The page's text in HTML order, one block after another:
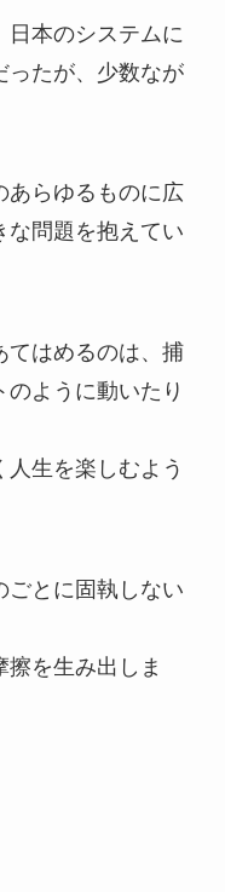
日本のシステムに
ったが、少数なが
あらゆるものに広
な問題を抱えてい
てはめるのは、捕
ように動いたり
人生を楽しむよう
ごとに固執しない
擦を生み出しま